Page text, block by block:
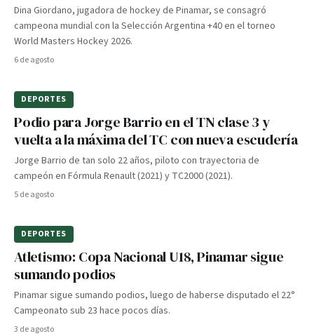
Dina Giordano, jugadora de hockey de Pinamar, se consagró
campeona mundial con la Selección Argentina +40 en el torneo
World Masters Hockey 2026.
6 de agosto
DEPORTES
Podio para Jorge Barrio en el TN clase 3 y
vuelta a la máxima del TC con nueva escudería
Jorge Barrio de tan solo 22 años, piloto con trayectoria de
campeón en Fórmula Renault (2021) y TC2000 (2021).
5 de agosto
DEPORTES
Atletismo: Copa Nacional U18, Pinamar sigue
sumando podios
Pinamar sigue sumando podios, luego de haberse disputado el 22°
Campeonato sub 23 hace pocos días.
3 de agosto